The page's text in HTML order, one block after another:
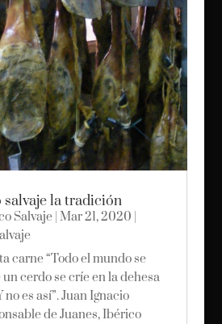
salvaje la tradición
Salvaje| Mar 21, 2020
carne “Todo el mundo se
cerdo se críe en la dehesa
no es así”. Juan Ignacio
de Juanes, Ibérico